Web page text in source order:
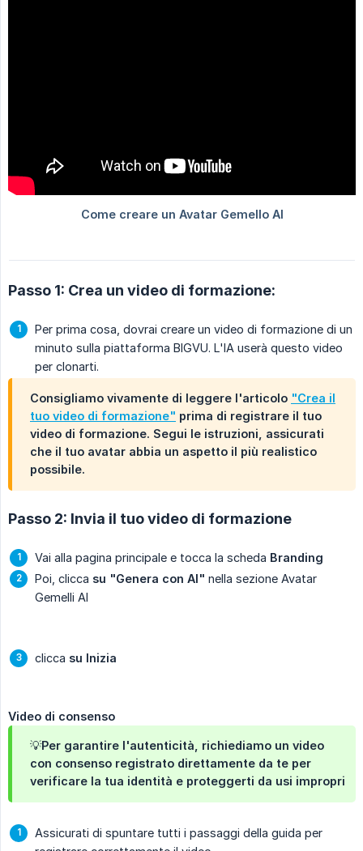
Passo 1: Crea un video di formazione:
Per prima cosa, dovrai creare un video di formazione di un
minuto sulla piattaforma BIGVU. L'IA userà questo video
per clonarti.
Consigliamo vivamente di leggere l'articolo "Crea il
tuo video di formazione" prima di registrare il tuo
video di formazione. Segui le istruzioni, assicurati
che il tuo avatar abbia un aspetto il più realistico
possibile.
Passo 2: Invia il tuo video di formazione
Vai alla pagina principale e tocca la scheda Branding
Poi, clicca su "Genera con AI" nella sezione Avatar
Gemelli AI
clicca su Inizia
Video di consenso
💡Per garantire l'autenticità, richiediamo un video
con consenso registrato direttamente da te per
verificare la tua identità e proteggerti da usi impropri
Assicurati di spuntare tutti i passaggi della guida per